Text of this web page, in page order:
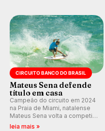
CIRCUITO BANCO DO BRASIL
Mateus Sena defende
título em casa
Campeão do circuito em 2024
na Praia de Miami, natalense
Mateus Sena volta a competir
em casa em busca de manter a
leia mais »